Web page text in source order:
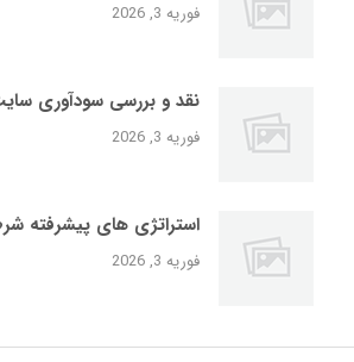
فوریه 3, 2026
نقد و بررسی سودآوری
فوریه 3, 2026
استراتژی‌ های پیشرفته
فوریه 3, 2026